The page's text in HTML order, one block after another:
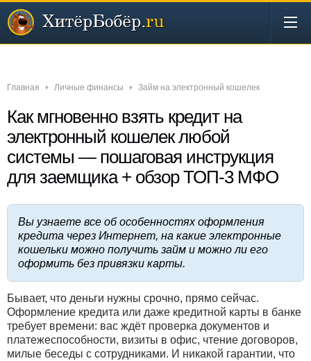
Главная Личные финансы Займ на электронный кошелек
Как мгновенно взять кредит на
электронный кошелек любой
системы — пошаговая инструкция
для заемщика + обзор ТОП-3 МФО
Вы узнаете все об особенностях оформления
кредита через Интернет, на какие электронные
кошельки можно получить займ и можно ли его
оформить без привязки карты.
Бывает, что деньги нужны срочно, прямо сейчас.
Оформление кредита или даже кредитной карты в банке
требует времени: вас ждёт проверка документов и
платежеспособности, визиты в офис, чтение договоров,
милые беседы с сотрудниками. И никакой гарантии, что